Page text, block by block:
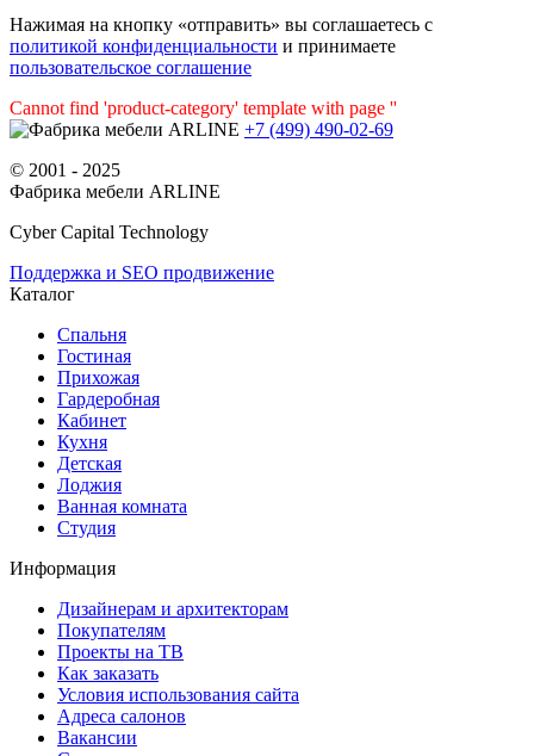
Нажимая на кнопку «отправить» вы соглашаетесь с
политикой конфиденциальности и принимаете
пользовательское соглашение
Cannot find 'product-category' template with page ''
+7 (499) 490-02-69
© 2001 - 2025
Фабрика мебели ARLINE
Cyber Capital Technology
Поддержка и SEO продвижение
Каталог
Спальня
Гостиная
Прихожая
Гардеробная
Кабинет
Кухня
Детская
Лоджия
Ванная комната
Студия
Информация
Дизайнерам и архитекторам
Покупателям
Проекты на ТВ
Как заказать
Условия использования сайта
Адреса салонов
Вакансии